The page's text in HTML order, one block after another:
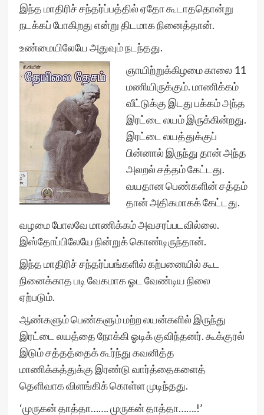
இந்த மாதிரிச் சந்தர்ப்பத்தில் ஏதோ கூடாததொன்று
நடக்கப் போகிறது என்று திடமாக நினைத்தான்.
உண்மையிலேயே அதுவும் நடந்தது.
ஞாயிற்றுக்கிழமை காலை 11
மணியிருக்கும். மாணிக்கம்
வீட்டுக்கு இடது பக்கம் அந்த
இரட்டை லயம் இருக்கின்றது.
இரட்டை லயத்துக்குப்
பின்னால் இருந்து தான் அந்த
அலறல் சத்தம் கேட்டது.
வயதான பெண்களின் சத்தம்
தான் அதிகமாகக் கேட்டது.
வழமை போலவே மாணிக்கம் அவசரப்படவில்லை.
இஸ்தோப்பிலேயே நின்றுக் கொண்டிருந்தான்.
இந்த மாதிரிச் சந்தர்ப்பங்களில் கற்பனையில் கூட
நினைக்காத படி வேகமாக ஓட வேண்டிய நிலை
ஏற்படும்.
ஆண்களும் பெண்களும் மற்ற லயன்களில் இருந்து
இரட்டை லயத்தை நோக்கி ஓடிக் குவிந்தனர். கூக்குரல்
இடும் சத்தத்தைக் கூர்ந்து கவனித்த
மாணிக்கத்துக்கு இரண்டு வார்த்தைகளைத்
தெளிவாக விளங்கிக் கொள்ள முடிந்தது.
‘முருகன் தாத்தா……. முருகன் தாத்தா…….!’